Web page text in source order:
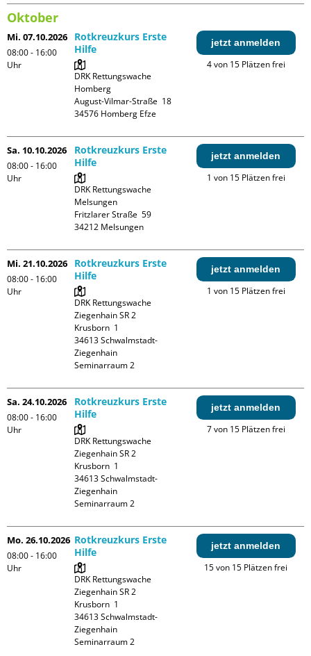
Oktober
Mi. 07.10.2026
08:00 - 16:00
Uhr
Rotkreuzkurs Erste
Hilfe
DRK Rettungswache
Homberg
August-Vilmar-Straße  18
jetzt anmelden
4 von 15 Plätzen frei
Sa. 10.10.2026
08:00 - 16:00
Uhr
Rotkreuzkurs Erste
Hilfe
DRK Rettungswache
Melsungen
Fritzlarer Straße  59
jetzt anmelden
1 von 15 Plätzen frei
Mi. 21.10.2026
08:00 - 16:00
Uhr
Rotkreuzkurs Erste
Hilfe
DRK Rettungswache
Ziegenhain SR 2
Krusborn  1
34613 Schwalmstadt-
Ziegenhain
Seminarraum 2
jetzt anmelden
1 von 15 Plätzen frei
Sa. 24.10.2026
08:00 - 16:00
Uhr
Rotkreuzkurs Erste
Hilfe
DRK Rettungswache
Ziegenhain SR 2
Krusborn  1
34613 Schwalmstadt-
Ziegenhain
Seminarraum 2
jetzt anmelden
7 von 15 Plätzen frei
Mo. 26.10.2026
08:00 - 16:00
Uhr
Rotkreuzkurs Erste
Hilfe
DRK Rettungswache
Ziegenhain SR 2
Krusborn  1
34613 Schwalmstadt-
Ziegenhain
Seminarraum 2
jetzt anmelden
15 von 15 Plätzen frei